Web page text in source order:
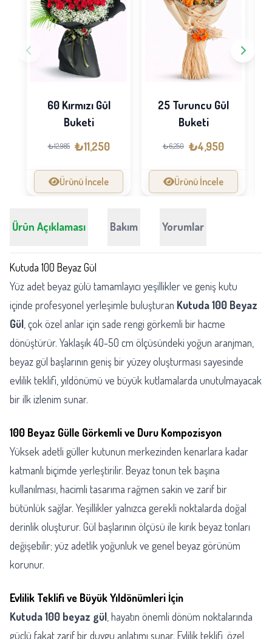
60 Kırmızı Gül
Buketi
₺12,985 ₺11,250
Ürünü İncele
25 Turuncu Gül
Buketi
₺6,250 ₺4,950
Ürünü İncele
Ürün Açıklaması Bakım Yorumlar
Kutuda 100 Beyaz Gül
Yüz adet beyaz gülü tamamlayıcı yeşillikler ve geniş kutu
içinde profesyonel yerleşimle buluşturan Kutuda 100 Beyaz
Gül , çok özel anlar için sade rengi görkemli bir hacme
dönüştürür. Yaklaşık 40-50 cm ölçüsündeki yoğun aranjman,
beyaz gül başlarının geniş bir yüzey oluşturması sayesinde
evlilik teklifi, yıldönümü ve büyük kutlamalarda unutulmayacak
bir ilk izlenim sunar.
100 Beyaz Gülle Görkemli ve Duru Kompozisyon
Yüksek adetli güller kutunun merkezinden kenarlara kadar
katmanlı biçimde yerleştirilir. Beyaz tonun tek başına
kullanılması, hacimli tasarıma rağmen sakin ve zarif bir
bütünlük sağlar. Yeşillikler yalnızca gerekli noktalarda doğal
derinlik oluşturur. Gül başlarının ölçüsü ile kırık beyaz tonları
değişebilir; yüz adetlik yoğunluk ve genel beyaz görünüm
korunur.
Evlilik Teklifi ve Büyük Yıldönümleri İçin
Kutuda 100 beyaz gül , hayatın önemli dönüm noktalarında
güçlü fakat zarif bir duygu anlatımı sunar. Evlilik teklifi, özel